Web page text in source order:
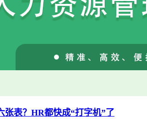
张表？HR都快成“打字机”了